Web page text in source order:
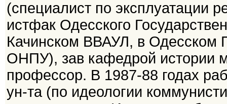
(специалист по эксплуатации
истфак Одесского
Качинском ВВАУЛ, в Одесском
ОНПУ), зав кафедрой истории
профессор. В 1987-88 годах
ун-та (по идеологии